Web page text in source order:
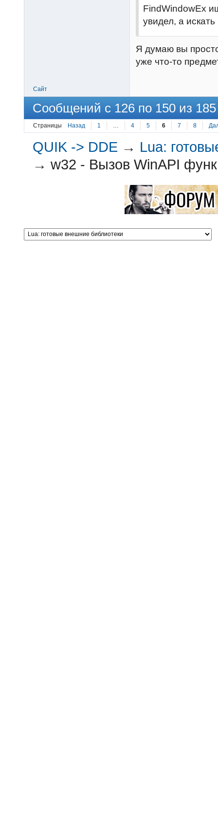
FindWindowEx
увидел, а
Я думаю вы
уже что-то
Сайт
Сообщений с 126 по 150 из 185
Страницы Назад 1 … 4 5 6 7 8
QUIK -> DDE → Lua:
→w32 - Вызов WinAPI